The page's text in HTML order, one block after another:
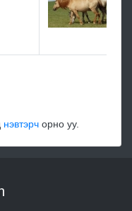
нэвтэрч орно уу.